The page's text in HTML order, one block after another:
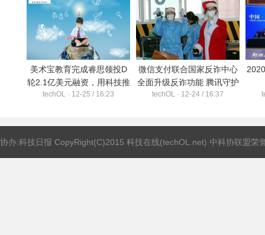
美术宝教育完成睿思领投D
轮2.1亿美元融资，用科技推
动艺术进步
techOL · 12-25 / 16:23
微信支付联合国家反诈中心
全面升级反诈功能 腾讯守护
者计划用科技防范网络黑产
techOL · 12-24 / 16:37
协办:科技日报 CopyRight(C)2015 科技在线(techOL.net) 中科协联盟荣